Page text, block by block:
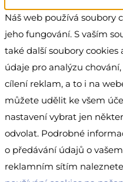
Náš web používá soubory
jeho fungování. S vaším
také další soubory cookies
údaje pro analýzu
cílení reklam, a to i na
můžete udělit ke všem
nastavení vybrat jen
odvolat. Podrobné
o předávání údajů o
reklamním sítím